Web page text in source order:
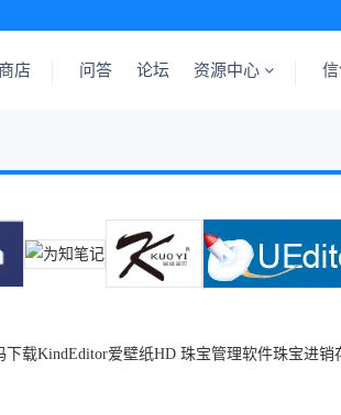
店 问答 论坛 资源中心 信
下载KindEditor爱壁纸HD 珠宝管理软件珠宝进销